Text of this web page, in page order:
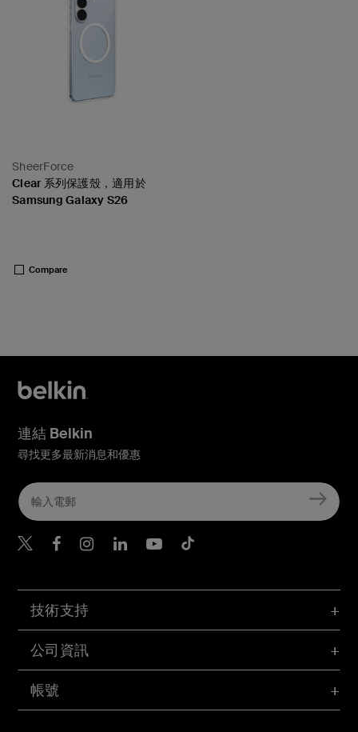
SheerForce
Clear 系列保護殼，適用於
Samsung Galaxy S26
Compare
帳號
技術支持
公司資訊
連結 Belkin
尋找更多最新消息和優惠
Belkin Twitter
Belkin Hong Kong
Belkin Instagram
Belkin Hong Kong
Belkin Youtube
Belkin TikTok